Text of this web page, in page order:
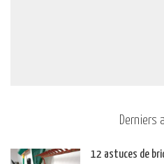
Derniers
12 astuces de